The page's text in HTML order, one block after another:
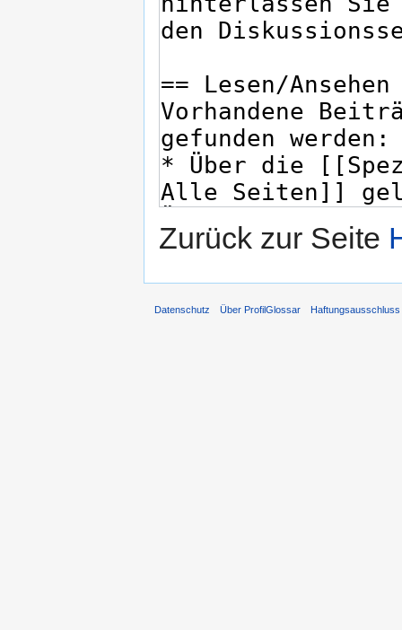
Zurück zur Seite
Datenschutz Über ProfilGlossar Haftungsausschluss